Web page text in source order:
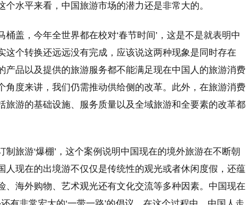
水平来看，中国旅游市场的潜力还是非常大的。
盖，今年全世界都在校对‘春节时间’，这是不是就表明中
这个转换还远远没有完成，应该说这两种现象是同时存在
产品以及提供的旅游服务都不能满足现在中国人的旅游消费
角度来讲，我们仍需推动供给侧的改革。此外，在旅游消费
旅游的基础设施、服务质量以及全域旅游和全要素的改革都
旅游‘爆棚’，这个案例说明中国现在的境外旅游在不断朝
人现在的出境游不仅仅是传统性的观光或者休闲度假，还蕴
、海外购物、艺术观光还有文化交流等多种因素。中国现在